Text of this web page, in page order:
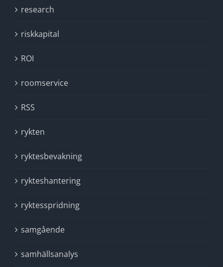
research
riskkapital
ROI
roomservice
RSS
rykten
ryktesbevakning
rykteshantering
ryktesspridning
samgående
samhällsanalys